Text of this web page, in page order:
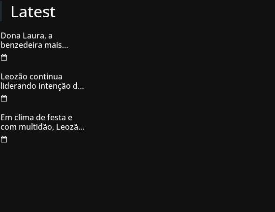
Latest
Dona Laura, a
benzedeira mais
famosa de Goiás
Leozão continua
liderando intenção de
votos em Goianésia
Em clima de festa e
com multidão, Leozão
inaugura comitê de
campanha